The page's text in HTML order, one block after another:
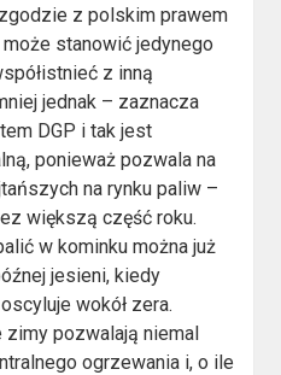
z polskim prawem
stanowić jedynego
z inną
jednak – zaznacza
DGP i tak jest
ponieważ pozwala na
na rynku paliw –
większą część roku.
w kominku można już
jesieni, kiedy
wokół zera.
pozwalają niemal
ogrzewania i, o ile